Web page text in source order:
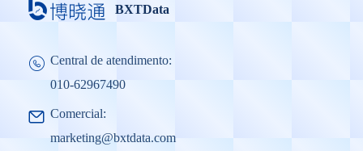
BXTData
Central de atendimento:
010-62967490
Comercial:
marketing@bxtdata.com